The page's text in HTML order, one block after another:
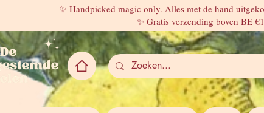
✨ Handpicked magic only. Alles met de hand
✨ Gratis verzending boven BE